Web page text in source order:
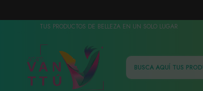
TUS PRODUCTOS DE BELLEZA EN UN SOLO LUGAR